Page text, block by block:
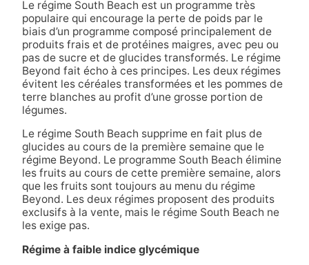
Le régime South Beach est un programme très
populaire qui encourage la perte de poids par le
biais d’un programme composé principalement de
produits frais et de protéines maigres, avec peu ou
pas de sucre et de glucides transformés. Le régime
Beyond fait écho à ces principes. Les deux régimes
évitent les céréales transformées et les pommes de
terre blanches au profit d’une grosse portion de
légumes.
Le régime South Beach supprime en fait plus de
glucides au cours de la première semaine que le
régime Beyond. Le programme South Beach élimine
les fruits au cours de cette première semaine, alors
que les fruits sont toujours au menu du régime
Beyond. Les deux régimes proposent des produits
exclusifs à la vente, mais le régime South Beach ne
les exige pas.
Régime à faible indice glycémique